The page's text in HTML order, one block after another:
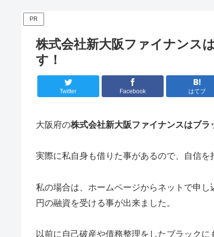
PR
株式会社新大阪ファイナンス
す！
Twitter Facebook はてブ
大阪府の株式会社新大阪ファイナンスはブ
実際に私自身も借りた事があるので、自信を
私の場合は、ホームページからネットで申
円の融資を受ける事が出来ました。
以前に自己破産や債務整理をしたブラック